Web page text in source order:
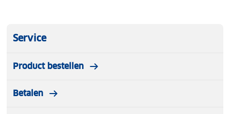
Service
Product bestellen
Betalen